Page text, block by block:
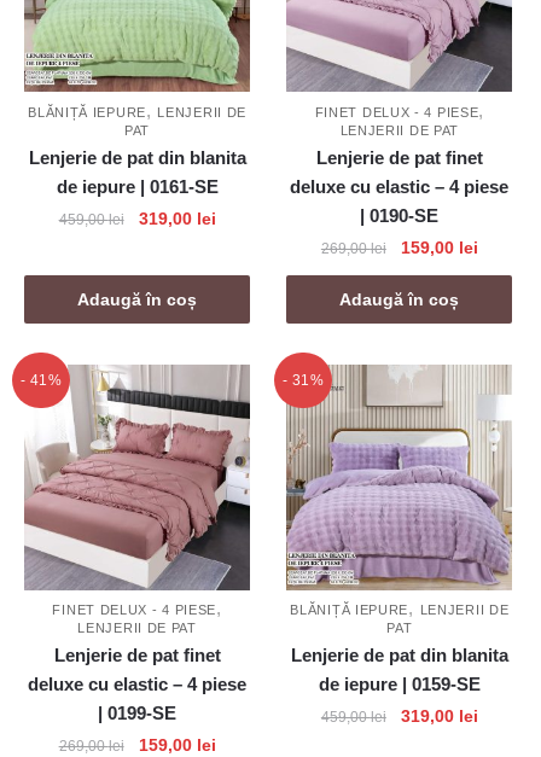
BLĂNIȚĂ IEPURE, LENJERII DE
PAT
Lenjerie de pat din blanita
de iepure | 0161-SE
459,00lei
Prețul
fost:
459,00 lei.
319,00 leiPrețul
Adaugă în coș
FINET DELUX - 4 PIESE,
LENJERII DE PAT
Lenjerie de pat finet
deluxe cu elastic – 4 piese
| 0190-SE
269,00lei
Prețul
inițial
a
fost:
159,00 leiPrețul
curent
159,00
Adaugă în coș
- 41%
FINET DELUX - 4 PIESE,
LENJERII DE PAT
Lenjerie de pat finet
deluxe cu elastic – 4 piese
| 0199-SE
269,00lei
Prețul
159,00 leiPrețul
- 31%
BLĂNIȚĂ IEPURE,
LENJERII DE
PAT
Lenjerie de pat din blanita
de iepure | 0159-SE
459,00lei
Prețul
319,00 leiPrețul